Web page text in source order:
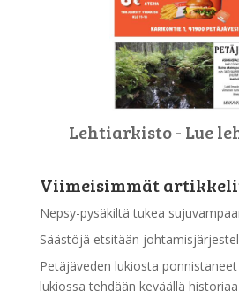
Lehtiarkisto - Lue
Viimeisimmät
Nepsy-pysäkiltä tukea
Säästöjä etsitään
Petäjäveden lukiosta
lukiossa tehdään keväällä historiaa